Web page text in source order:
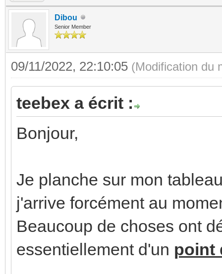
Dibou
Senior Member
09/11/2022, 22:10:05 (Modification du
teebex a écrit :
Bonjour,
Je planche sur mon
j'arrive forcément au
Beaucoup de choses ont
essentiellement d'un point